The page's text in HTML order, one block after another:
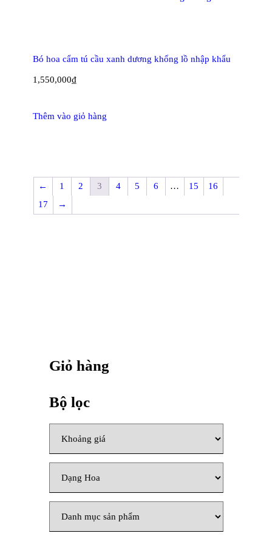
Bó hoa cẩm tú cầu xanh dương khổng lồ nhập khẩu
1,550,000₫
Thêm vào giỏ hàng
← 1 2 3 4 5 6 … 15
16
17
→
Giỏ hàng
Bộ lọc